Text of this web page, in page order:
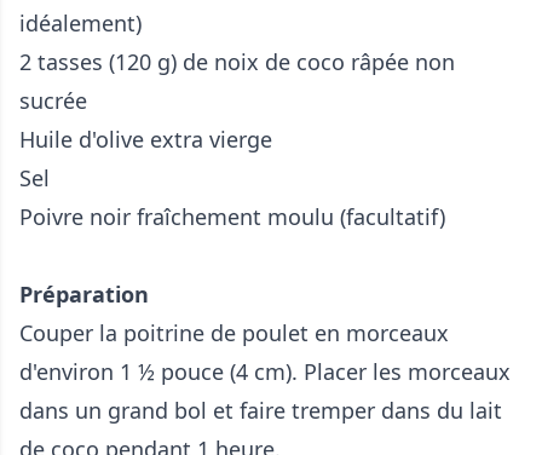
idéalement)
2 tasses (120 g) de noix de coco râpée non
sucrée
Huile d'olive extra vierge
Sel
Poivre noir fraîchement moulu (facultatif)
Préparation
Couper la poitrine de poulet en morceaux
d'environ 1 ½ pouce (4 cm). Placer les morceaux
dans un grand bol et faire tremper dans du lait
de coco pendant 1 heure.